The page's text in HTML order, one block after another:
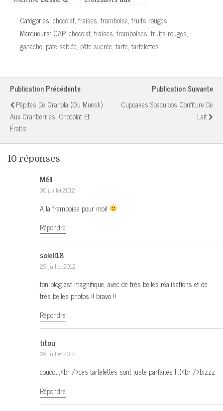
menthe
Catégories: chocolat, fraises, framboise, fruits rouges
Marqueurs: CAP, chocolat, fraises, framboises, fruits rouges,
ganache, pâte sablée, pâte sucrée,tarte,tartelettes
Publication Précédente
Pépites De Granola (ou Muesli)
Aux Cranberries, Chocolat Et
Érable
Publication Suivante
Cupcakes Speculoos Confiture De
Lait
10 réponses
Méli
30 juillet 2012
A la framboise pour moi!
Répondre
soleil18
29 juillet 2012
ton blog est magnifique, avec de très belles réalisations et de
très belles photos !! bravo !!
Répondre
titou
28 juillet 2012
coucou,<br />ces tartelettes sont juste parfaites !!:)<br />bizzz
Répondre